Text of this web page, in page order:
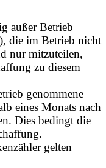
außer Betrieb
die im Betrieb nicht
nur mitzuteilen,
zu diesem
genommene
eines Monats nach
Dies bedingt die
gelten